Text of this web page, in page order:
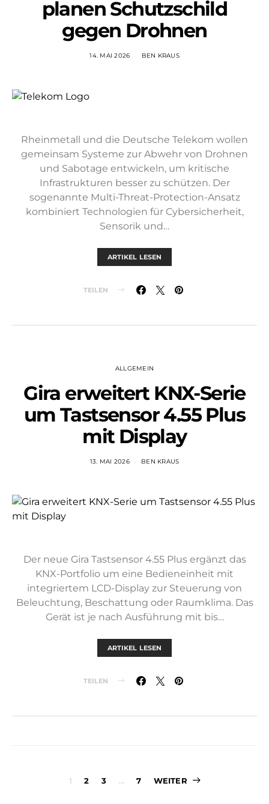
planen Schutzschild
gegen Drohnen
14. MAI 2026 BEN KRAUS
Rheinmetall und die Deutsche Telekom wollen
gemeinsam Systeme zur Abwehr von Drohnen
und Sabotage entwickeln, um kritische
Infrastrukturen besser zu schützen. Der
sogenannte Multi-Threat-Protection-Ansatz
kombiniert Technologien für Cybersicherheit,
Sensorik und…
ARTIKEL LESEN
TEILEN
ALLGEMEIN
Gira erweitert KNX-Serie
um Tastsensor 4.55 Plus
mit Display
13. MAI 2026 BEN KRAUS
Der neue Gira Tastsensor 4.55 Plus ergänzt das
KNX-Portfolio um eine Bedieneinheit mit
integriertem LCD-Display zur Steuerung von
Beleuchtung, Beschattung oder Raumklima. Das
Gerät ist je nach Ausführung mit bis…
ARTIKEL LESEN
TEILEN
1 2 3 … 7 WEITER